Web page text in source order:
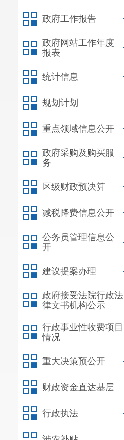
政府工作报告
政府网站工作年度
报表
统计信息
规划计划
重点领域信息公开
政府采购及购买服
务
区级财政预决算
减税降费信息公开
公务员管理信息公
开
建议提案办理
政府接受法院行政法
律文书机构公示
行政事业性收费项目
情况
重大决策预公开
财政资金直达基层
行政执法